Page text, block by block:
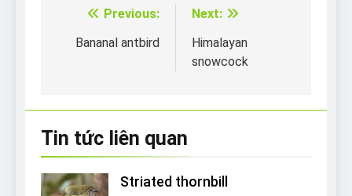
Điều
hướng
Previous:
Bananal antbird
Next:
Himalayan
snowcock
Tin tức liên quan
Striated thornbill